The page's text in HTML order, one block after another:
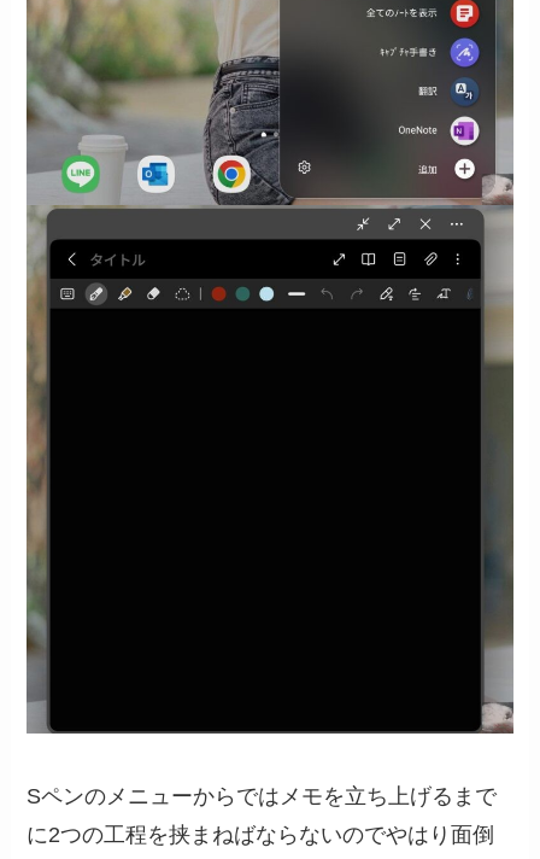
Sペンのメニューからではメモを立ち上げるまで
に2つの工程を挟まねばならないのでやはり面倒